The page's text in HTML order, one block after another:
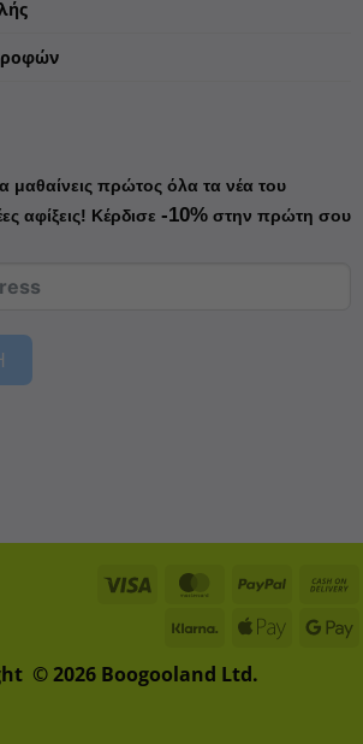
μαθαίνεις πρώτος όλα τα νέα του
αφίξεις! Κέρδισε -10%στην πρώτη σου
© 2026 Boogooland Ltd.
Visa MasterCard
PayPal
KlarnaApple